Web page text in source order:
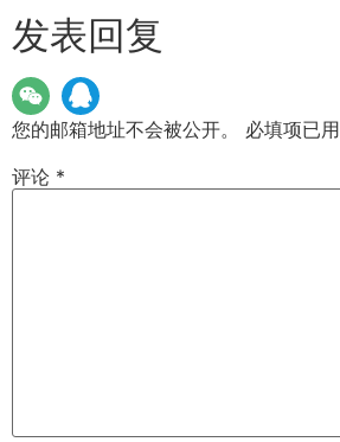
发表回复
您的邮箱地址不会被公开。 必填项已用
评论 *